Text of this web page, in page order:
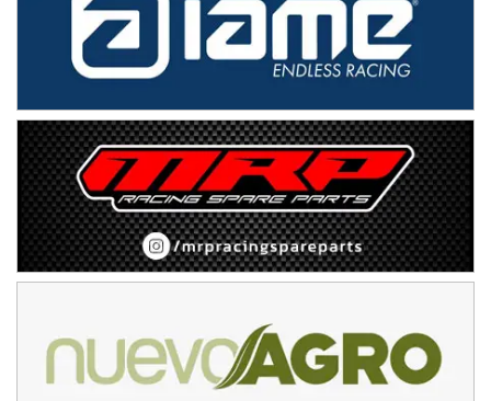
Ciudad de Trenque Lauquen (Asfalto)
Trenque Lauquen (Buenos Aires)
ENTRERRIANO - F6 (POSTERGADA)
Parque de la Velocidad (Asfalto)
Villaguay (Entre Ríos)
VICTORIENSE - F7
El Cerro (Tierra)
Victoria (Entre Ríos)
PATAGONICO - F6
CSK - F7
Juventud Unida (Tierra)